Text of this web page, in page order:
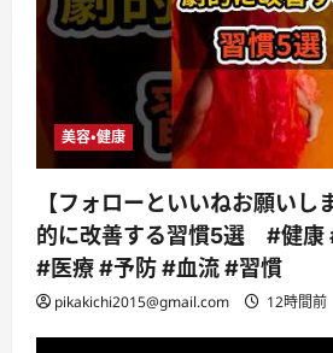
美容・健康
【フォローといいねお願いし
的に改善する習慣5選 #健康
#医療 #予防 #血流 #習慣
pikakichi2015@gmail.com 12時間前